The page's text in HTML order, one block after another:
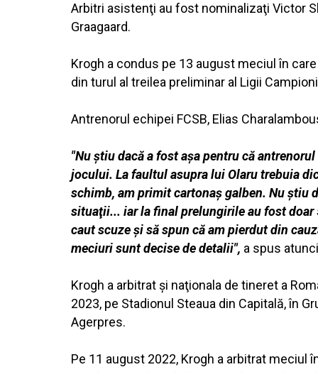
Arbitri asistenţi au fost nominalizaţi Victor
Graagaard.
Krogh a condus pe 13 august meciul în
din turul al treilea preliminar al Ligii
Antrenorul echipei FCSB, Elias
"Nu ştiu dacă a fost aşa pentru că
jocului. La faultul asupra lui Olaru trebuia
schimb, am primit cartonaş galben. Nu ştiu
situaţii... iar la final prelungirile au fost
caut scuze şi să spun că am pierdut din
meciuri sunt decise de detalii", a spus
Krogh a arbitrat şi naţionala de tineret a
2023, pe Stadionul Steaua din Capitală, în
Agerpres.
Pe 11 august 2022, Krogh a arbitrat meciul